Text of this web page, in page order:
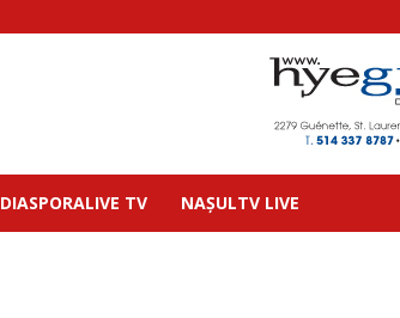
DIASPORALIVE TV NAȘULTV LIVE